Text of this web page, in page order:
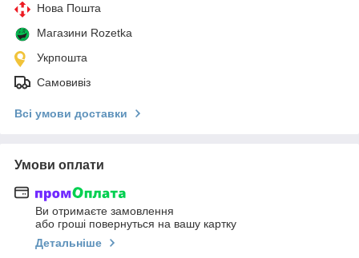
Нова Пошта
Магазини Rozetka
Укрпошта
Самовивіз
Всі умови доставки
Умови оплати
Ви отримаєте замовлення
або гроші повернуться на вашу картку
Детальніше